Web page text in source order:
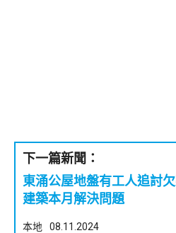
下一篇新聞：
東涌公屋地盤有工人追討欠薪 房署促
建築本月解決問題
本地 08.11.2024